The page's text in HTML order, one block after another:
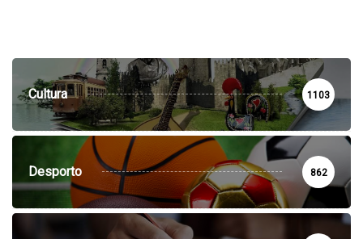
Cultura 1103
Desporto 862